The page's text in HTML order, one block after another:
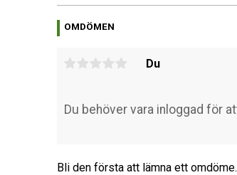
OMDÖMEN
Du
Bli den första att lämna ett omdöme.